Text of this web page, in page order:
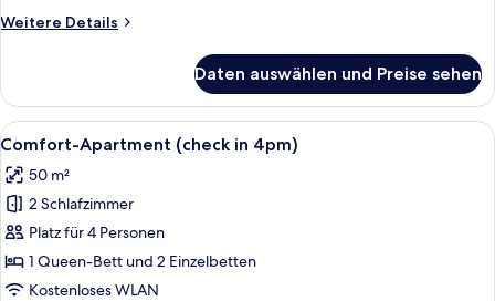
Weitere Details
Weitere
Zweibettzimmer
(con
Parking)
Daten auswählen und Preise sehen
Alle
Fotos
für
Comfort-
Apartment
(check
in
Eine moderne Küche mit
9
Comfort-Apartment (check in 4pm)
50 m²
2 Schlafzimmer
Platz für 4 Personen
1 Queen-Bett und 2 Einzelbetten
Kostenloses WLAN